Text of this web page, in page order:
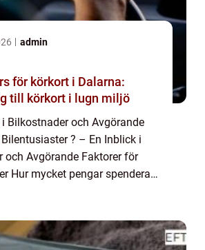
admin
för körkort i Dalarna:
till körkort i lugn miljö
Bilkostnader och Avgörande
? – En Inblick i
och Avgörande Faktorer för
Hur mycket pengar spenderar